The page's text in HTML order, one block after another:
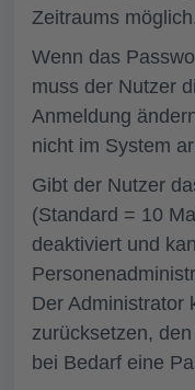
Zeitraums
Wenn das
muss der Nutzer
Anmeldung
nicht im System
Gibt der Nutzer
(Standard = 10
deaktiviert und
Der Administrator
zurücksetzen,
bei Bedarf eine